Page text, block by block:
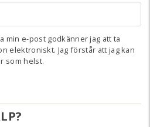
min e-post godkänner jag att ta
elektroniskt. Jag förstår att jag kan
som helst.